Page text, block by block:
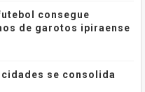
consegue
de garotos ipiraense
se consolida